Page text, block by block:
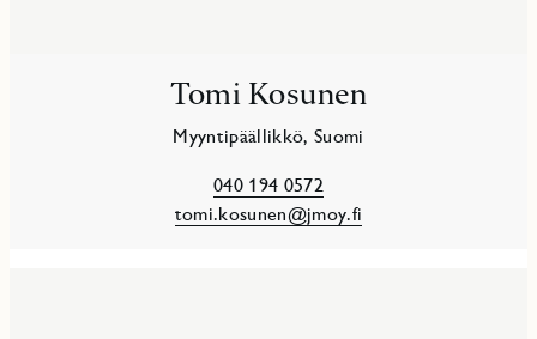
Tomi Kosunen
Myyntipäällikkö, Suomi
040 194 0572
tomi.kosunen@jmoy.fi